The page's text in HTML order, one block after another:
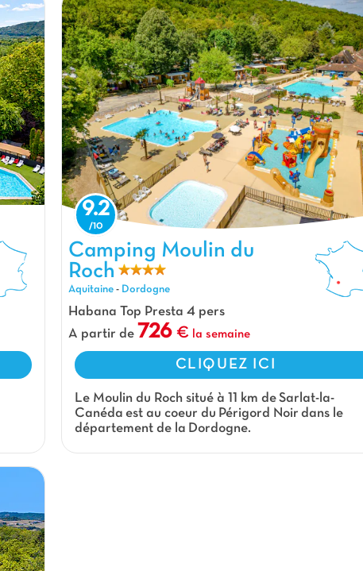
Camping Moulin du Roch, Camping Aquitaine
9.2
Camping Moulin du
Roch
Aquitaine- Dordogne
Habana Top Presta 4 pers
A partir de 726 la semaine
CLIQUEZ ICI
Le Moulin du Roch situé à 11 km deSarlat-la-
Canéda est au coeur du Périgord Noir dans le
département de la Dordogne.